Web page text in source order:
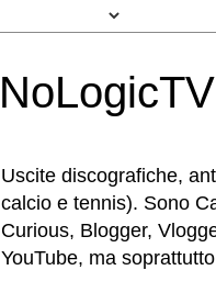
Uscite discografiche,
calcio e tennis). Sono
Curious, Blogger,
YouTube, ma